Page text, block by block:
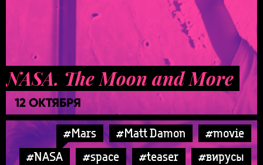
NASA. The Moon and More
12 ОКТЯБРЯ
#Mars #Matt Damon
#movie
#NASA
#space #teaser
#вирусы